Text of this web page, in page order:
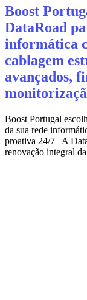
Boost
DataRoad
informática
cablagem
avançados,
Boost Portugal
da sua rede
proativa 24/7 A
renovação integral